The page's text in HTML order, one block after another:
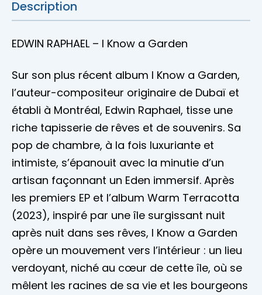
Description
EDWIN RAPHAEL – I Know a Garden
Sur son plus récent album I Know a Garden,
l’auteur-compositeur originaire de Dubaï et
établi à Montréal, Edwin Raphael, tisse une
riche tapisserie de rêves et de souvenirs. Sa
pop de chambre, à la fois luxuriante et
intimiste, s’épanouit avec la minutie d’un
artisan façonnant un Eden immersif. Après
les premiers EP et l’album Warm Terracotta
(2023), inspiré par une île surgissant nuit
après nuit dans ses rêves, I Know a Garden
opère un mouvement vers l’intérieur : un lieu
verdoyant, niché au cœur de cette île, où se
mêlent les racines de sa vie et les bourgeons